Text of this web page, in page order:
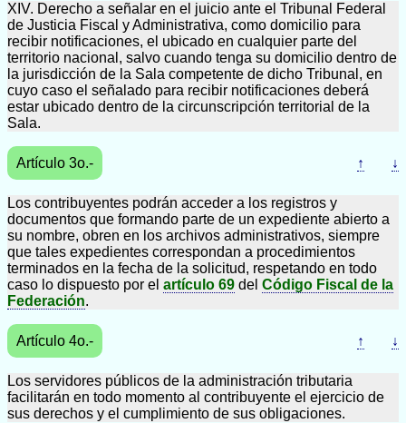
XIV. Derecho a señalar en el juicio ante el Tribunal Federal
de Justicia Fiscal y Administrativa, como domicilio para
recibir notificaciones, el ubicado en cualquier parte del
territorio nacional, salvo cuando tenga su domicilio dentro de
la jurisdicción de la Sala competente de dicho Tribunal, en
cuyo caso el señalado para recibir notificaciones deberá
estar ubicado dentro de la circunscripción territorial de la
Sala.
Artículo 3o.- ↑ ↓
Los contribuyentes podrán acceder a los registros y
documentos que formando parte de un expediente abierto a
su nombre, obren en los archivos administrativos, siempre
que tales expedientes correspondan a procedimientos
terminados en la fecha de la solicitud, respetando en todo
caso lo dispuesto por el artículo 69 del Código Fiscal de la
Federación.
Artículo 4o.- ↑ ↓
Los servidores públicos de la administración tributaria
facilitarán en todo momento al contribuyente el ejercicio de
sus derechos y el cumplimiento de sus obligaciones.